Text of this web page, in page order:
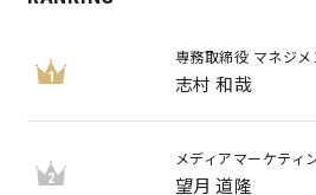
1
専務取締役 マネジ
志村 和哉
2
メディアマーケティ
望月 道隆